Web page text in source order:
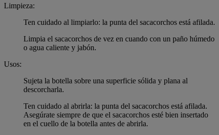
Limpieza:
Ten cuidado al limpiarlo: la punta del sacacorchos está afilada.
Limpia el sacacorchos de vez en cuando con un paño húmedo
o agua caliente y jabón.
Usos:
Sujeta la botella sobre una superficie sólida y plana al
descorcharla.
Ten cuidado al abrirla: la punta del sacacorchos está afilada.
Asegúrate siempre de que el sacacorchos esté bien insertado
en el cuello de la botella antes de abrirla.